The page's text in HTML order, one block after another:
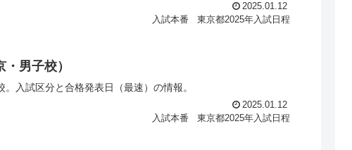
2025.01.12
入試本番
東京都2025年入試日程
男子校）
入試区分と合格発表日（最速）の情報。
2025.01.12
入試本番
東京都2025年入試日程